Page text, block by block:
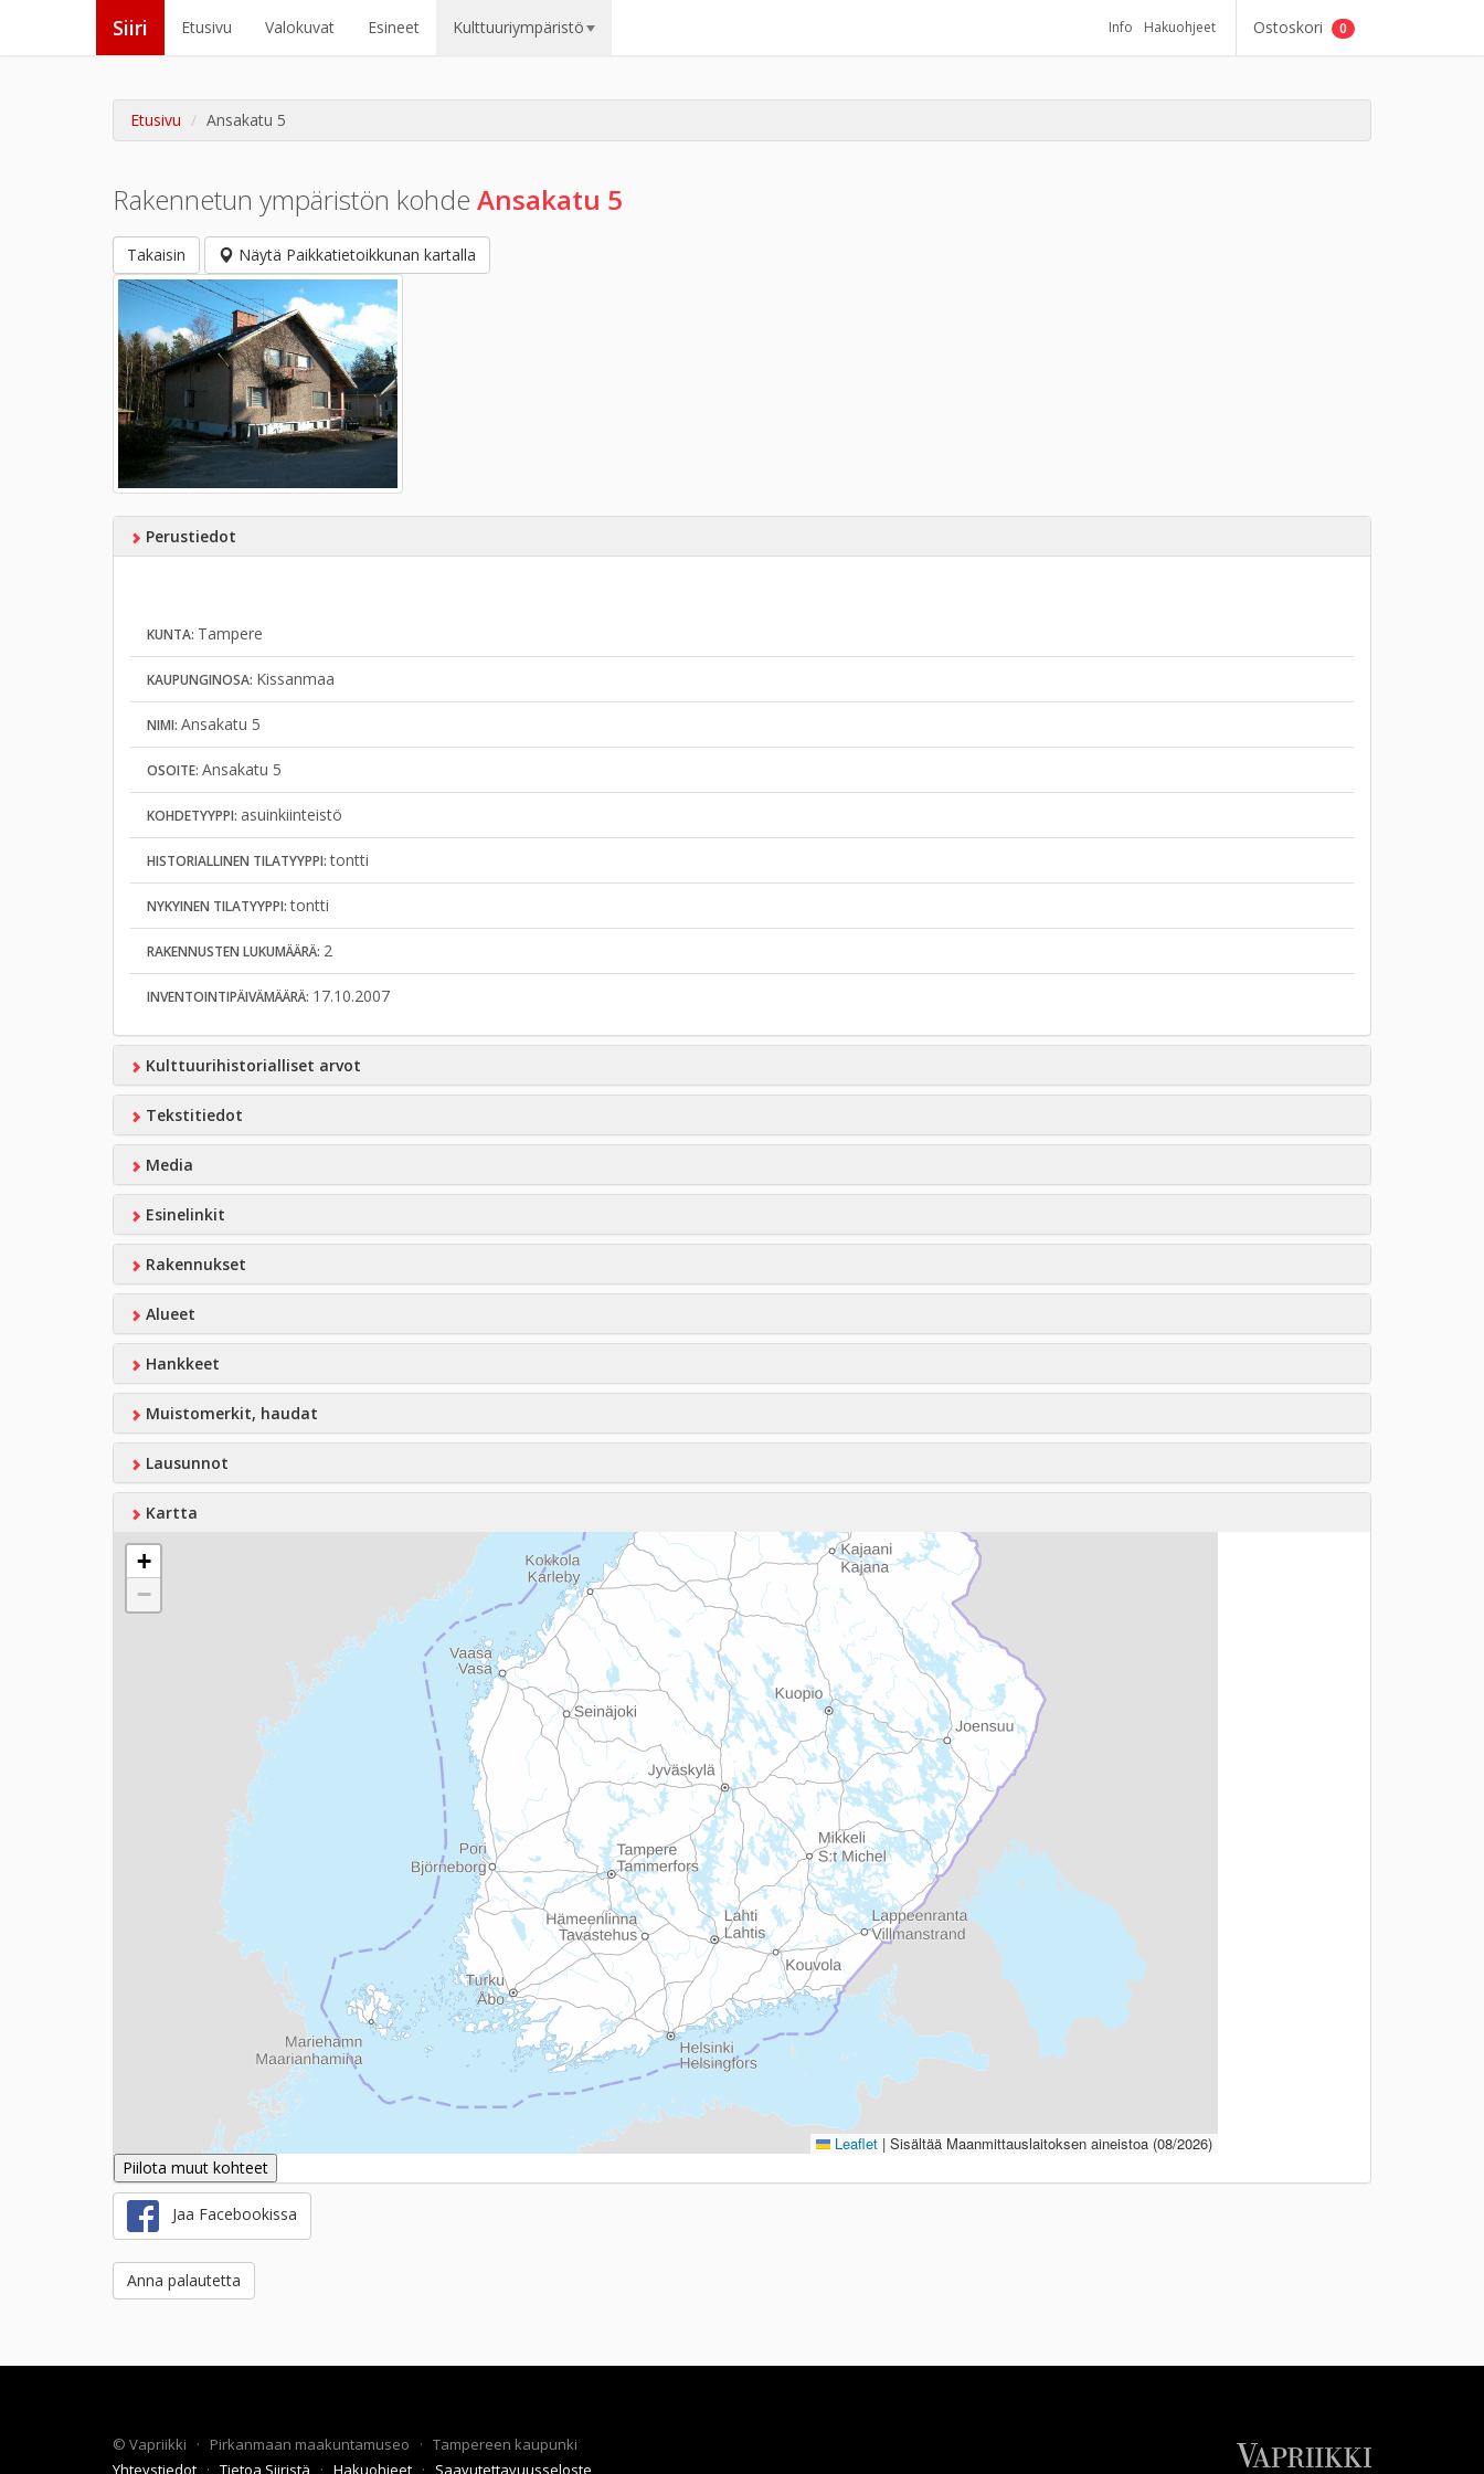
Siiri Etusivu Valokuvat Esineet Kulttuuriympäristö Info Hakuohjeet Ostoskori 0
Etusivu Ansakatu 5
Rakennetun ympäristön kohde Ansakatu 5
Takaisin Näytä Paikkatietoikkunan kartalla
Perustiedot
KUNTA: Tampere
KAUPUNGINOSA: Kissanmaa
NIMI: Ansakatu 5
OSOITE: Ansakatu 5
KOHDETYYPPI: asuinkiinteistö
HISTORIALLINEN TILATYYPPI:tontti
NYKYINEN TILATYYPPI:tontti
RAKENNUSTEN LUKUMÄÄRÄ: 2
INVENTOINTIPÄIVÄMÄÄRÄ: 17.10.2007
Kulttuurihistorialliset arvot
Tekstitiedot
Media
Esinelinkit
Rakennukset
Alueet
Hankkeet
Muistomerkit, haudat
Lausunnot
Kartta
+
−
Leaflet | Sisältää Maanmittauslaitoksen aineistoa (08/2026)
Piilota muut kohteet
Jaa Facebookissa
Anna palautetta
© Vapriikki · Pirkanmaan maakuntamuseo · Tampereen kaupunki
Yhteystiedot · Tietoa Siiristä · Hakuohjeet · Saavutettavuusseloste